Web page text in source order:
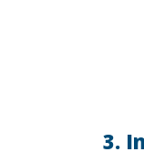
3.